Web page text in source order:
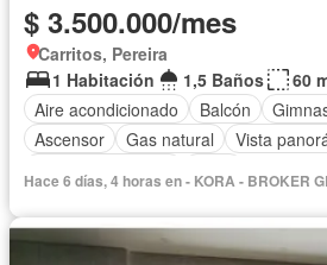
$ 3.500.000/mes
Carritos, Pereira
1 Habitación
1,5 Baños
60
Aire acondicionado
Balcón
Ascensor
Gas natural
Vista
Hace 6 días, 4 horas en - KORA - BROKER